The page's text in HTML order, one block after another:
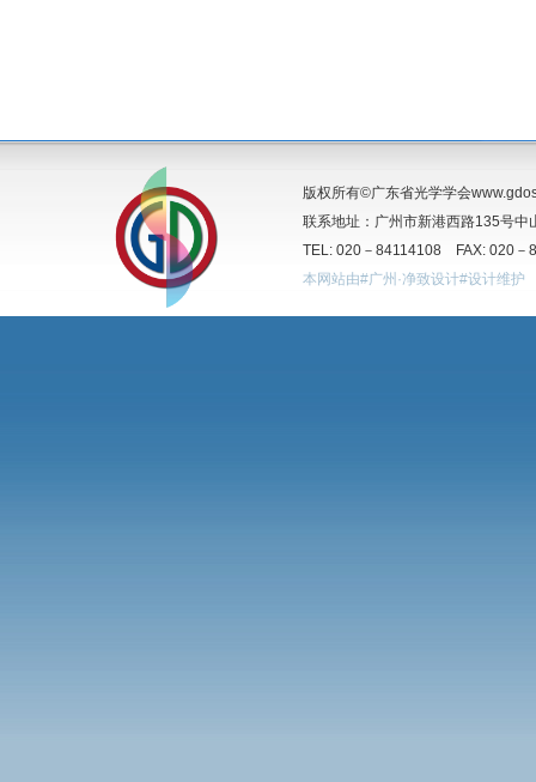
版权所有©广东省光学学会
联系地址：广州市新港西路135号
TEL: 020－84114108 FAX: 020
本网站由#广州·净致设计#设计维护